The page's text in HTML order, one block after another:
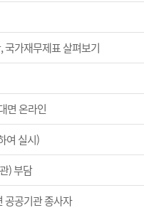
국가재무제표 살펴보기
면 온라인
여 실시)
) 부담
공공기관 종사자